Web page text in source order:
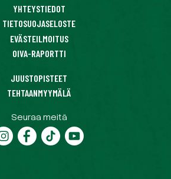
YHTEYSTIEDOT
TIETOSUOJASELOSTE
EVÄSTEILMOITUS
OIVA-RAPORTTI
JUUSTOPISTEET
TEHTAANMYYMÄLÄ
Seuraa meitä